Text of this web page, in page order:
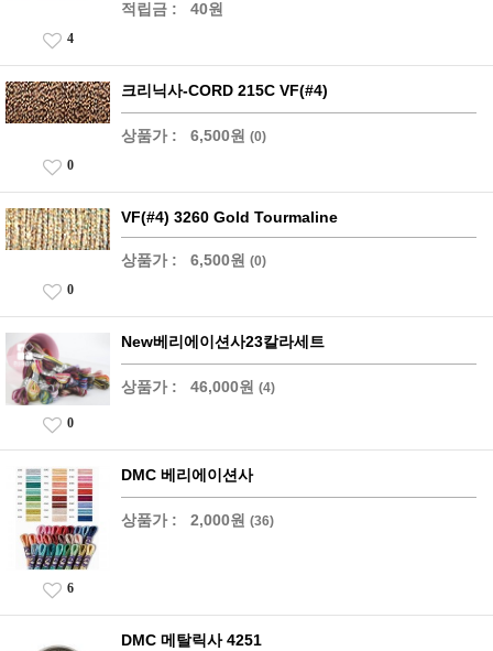
적립금 : 40원
4
크리닉사-CORD 215C VF(#4)
상품가 : 6,500원 (0)
0
VF(#4) 3260 Gold Tourmaline
상품가 : 6,500원 (0)
0
New베리에이션사23칼라세트
상품가 : 46,000원 (4)
0
DMC 베리에이션사
상품가 : 2,000원 (36)
6
DMC 메탈릭사 4251